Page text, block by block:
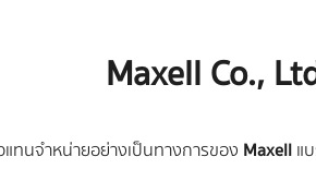
Maxell Co.,
แทนจำหน่ายอย่างเป็นทางการของ Maxellแ